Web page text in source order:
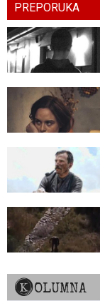
PREPORUKA
KOLUMNA